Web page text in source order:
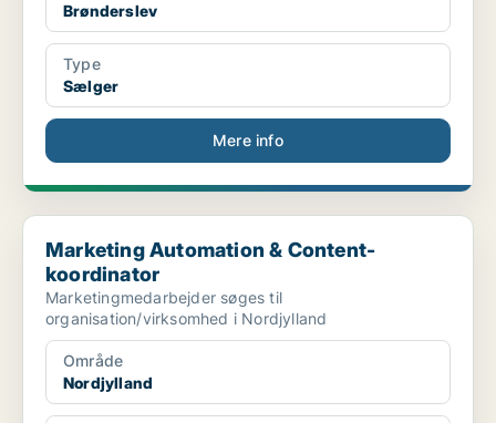
Brønderslev
Type
Sælger
Mere info
Marketing Automation & Content-koordinator
Marketing Automation & Content-
koordinator
Marketingmedarbejder søges til
organisation/virksomhed i Nordjylland
Område
Nordjylland